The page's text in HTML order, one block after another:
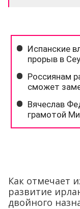
Как отмечает
развитие
двойного